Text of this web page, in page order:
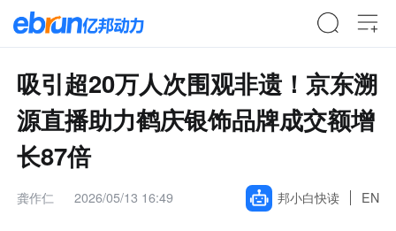
吸引超20万人次围观非遗！京东溯
源直播助力鹤庆银饰品牌成交额增
长87倍
龚作仁 2026/05/13 16:49 邦小白快读 EN